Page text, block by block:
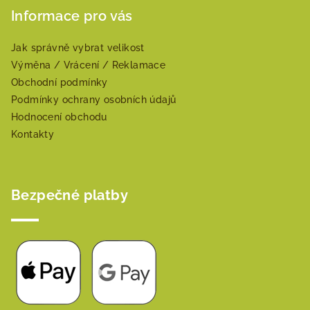
Informace pro vás
Jak správně vybrat velikost
Výměna / Vrácení / Reklamace
Obchodní podmínky
Podmínky ochrany osobních údajů
Hodnocení obchodu
Kontakty
Bezpečné platby